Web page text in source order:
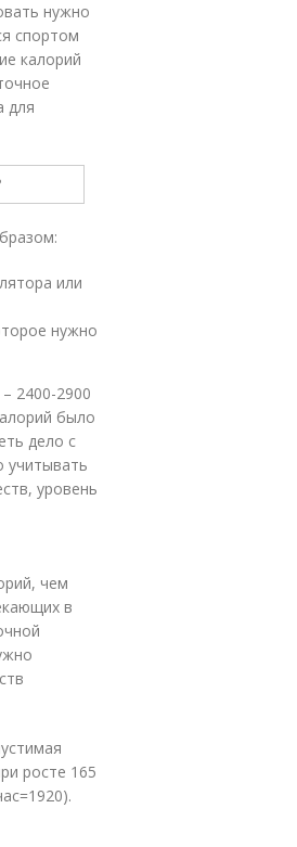
нужно
спортом
калорий
для
или
нужно
2400-2900
было
дело с
учитывать
уровень
чем
в
росте 165